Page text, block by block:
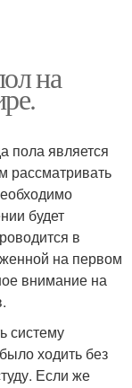
на
пола является
рассматривать
будет
в
на первом
внимание на
систему
ходить без
Если же